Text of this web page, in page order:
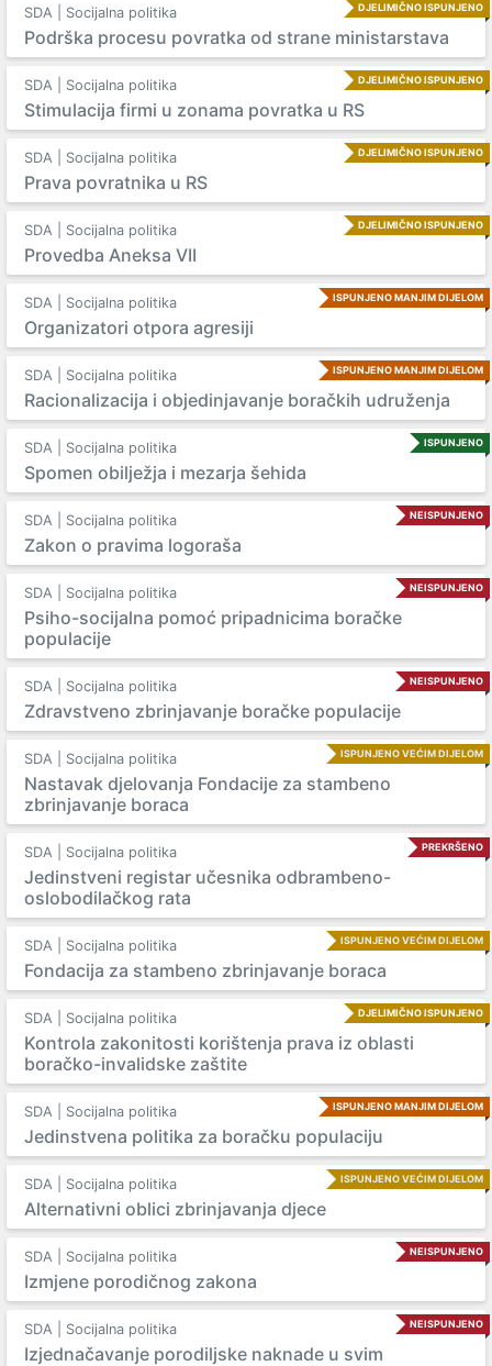
DJELIMIČNO ISPUNJENO
SDA | Socijalna politika
Podrška procesu povratka od strane ministarstava
DJELIMIČNO ISPUNJENO
SDA | Socijalna politika
Stimulacija firmi u zonama povratka u RS
DJELIMIČNO ISPUNJENO
SDA | Socijalna politika
Prava povratnika u RS
DJELIMIČNO ISPUNJENO
SDA | Socijalna politika
Provedba Aneksa VII
ISPUNJENO MANJIM DIJELOM
SDA | Socijalna politika
Organizatori otpora agresiji
ISPUNJENO MANJIM DIJELOM
SDA | Socijalna politika
Racionalizacija i objedinjavanje boračkih udruženja
ISPUNJENO
SDA | Socijalna politika
Spomen obilježja i mezarja šehida
NEISPUNJENO
SDA | Socijalna politika
Zakon o pravima logoraša
NEISPUNJENO
SDA | Socijalna politika
Psiho-socijalna pomoć pripadnicima boračke
populacije
NEISPUNJENO
SDA | Socijalna politika
Zdravstveno zbrinjavanje boračke populacije
ISPUNJENO VEĆIM DIJELOM
SDA | Socijalna politika
Nastavak djelovanja Fondacije za stambeno
zbrinjavanje boraca
PREKRŠENO
SDA | Socijalna politika
Jedinstveni registar učesnika odbrambeno-
oslobodilačkog rata
ISPUNJENO VEĆIM DIJELOM
SDA | Socijalna politika
Fondacija za stambeno zbrinjavanje boraca
DJELIMIČNO ISPUNJENO
SDA | Socijalna politika
Kontrola zakonitosti korištenja prava iz oblasti
boračko-invalidske zaštite
ISPUNJENO MANJIM DIJELOM
SDA | Socijalna politika
Jedinstvena politika za boračku populaciju
ISPUNJENO VEĆIM DIJELOM
SDA | Socijalna politika
Alternativni oblici zbrinjavanja djece
NEISPUNJENO
SDA | Socijalna politika
Izmjene porodičnog zakona
NEISPUNJENO
SDA | Socijalna politika
Izjednačavanje porodiljske naknade u svim